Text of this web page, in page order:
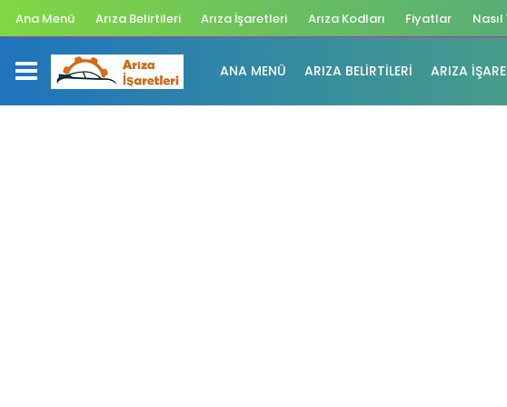
Ana Menü Arıza Belirtileri Arıza İşaretleri Arıza Kodları Fiyatlar Nasıl
ANA MENÜ ARIZA BELIRTILERI ARIZA